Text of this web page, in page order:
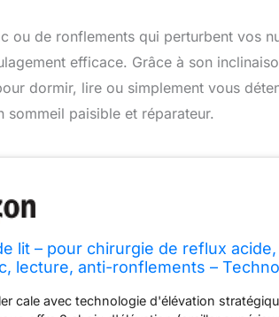
ou de ronflements qui perturbent vos
efficace. Grâce à son
dormir, lire ou simplement vous
paisible et réparateur.
lit – pour chirurgie de reflux
lecture, anti-ronflements –
et
cale avec technologie d'élévation